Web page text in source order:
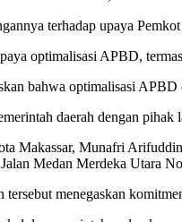
terhadap upaya
optimalisasi APBD,
bahwa optimalisasi
daerah dengan
Makassar, Munafri
Medan Merdeka Utara
tersebut menegaskan